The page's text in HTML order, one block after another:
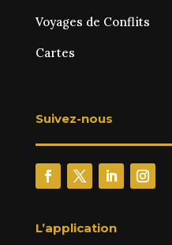
Voyages de Conflits
Cartes
Suivez-nous
L’application